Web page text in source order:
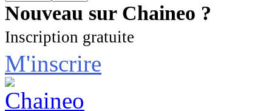
Nouveau sur Chaineo ?
Inscription gratuite
M'inscrire